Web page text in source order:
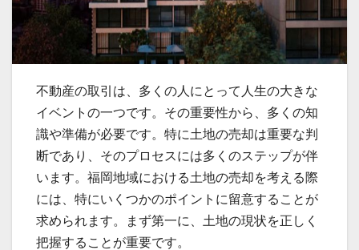
不動産の取引は、多くの人にとって人生の大きな
イベントの一つです。 その重要性から、多くの知
識や準備が必要です。特に土地の売却は重要な判
断であり、そのプロセスには多くのステップが伴
います。福岡地域における土地の売却を考える際
には、特にいくつかのポイントに留意することが
求められます。まず第一に、土地の現状を正しく
把握することが重要です。